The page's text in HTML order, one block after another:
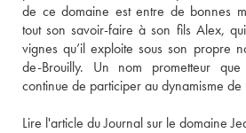
de ce domaine est entre de bonnes
tout son savoir-faire à son fils Alex,
vignes qu’il exploite sous son propre
de-Brouilly. Un nom prometteur
continue de participer au dynamisme
Lire l'article du Journal sur le domaine